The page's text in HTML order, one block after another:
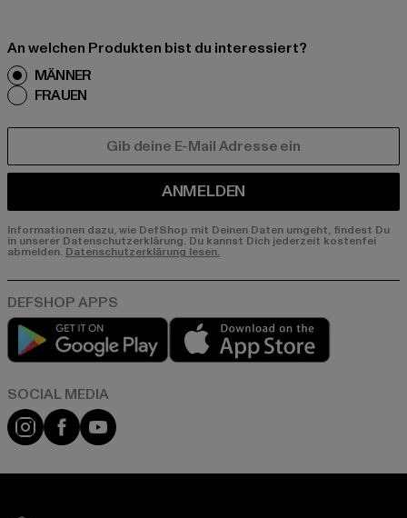
An welchen Produkten bist du interessiert?
MÄNNER
FRAUEN
ANMELDEN
Informationen dazu, wie DefShop mit Deinen Daten umgeht, findest Du
in unserer Datenschutzerklärung. Du kannst Dich jederzeit kostenfei
abmelden. Datenschutzerklärung lesen.
Play market
Instagram
FacebookYouTube